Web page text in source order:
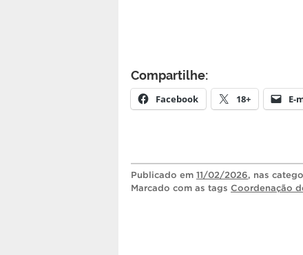
Compartilhe:
Facebook 18+ E-
Publicado em 11/02/2026, nas
Marcado com as tags Coordenação